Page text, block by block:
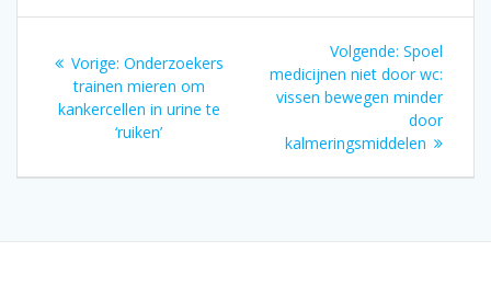
navigatie
Vorige: Vorig
bericht:
Onderzoekers
trainen mieren om
kankercellen in urine te
‘ruiken’
Volgende: Volgend
bericht:
Spoel
medicijnen niet door wc:
vissen bewegen minder
door
kalmeringsmiddelen